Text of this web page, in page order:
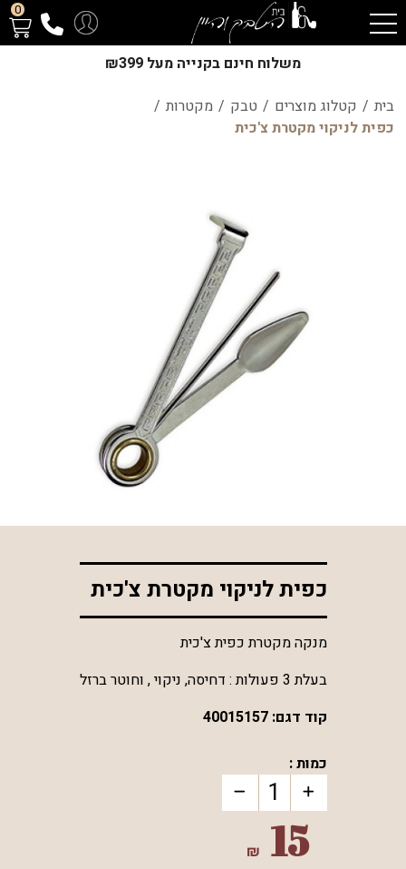
0
משלוח חינם בקנייה מעל ₪399
בית / קטלוג מוצרים / טבק / מקטרות /
כפית לניקוי מקטרת צ'כית
כפית לניקוי מקטרת צ'כית
מנקה מקטרת כפית צ'כית
בעלת 3 פעולות : דחיסה, ניקוי , וחוטר ברזל
קוד דגם:40015157
כמות :
15
₪